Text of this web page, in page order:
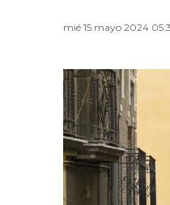
mié 15 mayo 2024